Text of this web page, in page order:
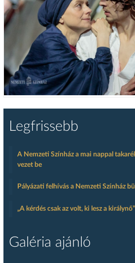
Legfrissebb
A Nemzeti Színház a mai nappal
vezet be
Pályázati felhívás a Nemzeti Színház
„A kérdés csak az volt, ki lesz a királynő”
Galéria ajánló